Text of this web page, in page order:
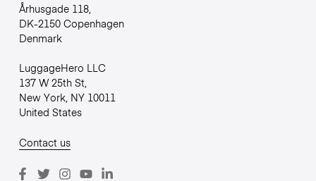
Århusgade 118,
DK-2150 Copenhagen
Denmark
LuggageHero LLC
137 W 25th St,
New York, NY 10011
United States
Contact us